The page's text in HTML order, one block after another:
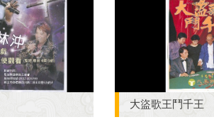
大盜歌王鬥千王